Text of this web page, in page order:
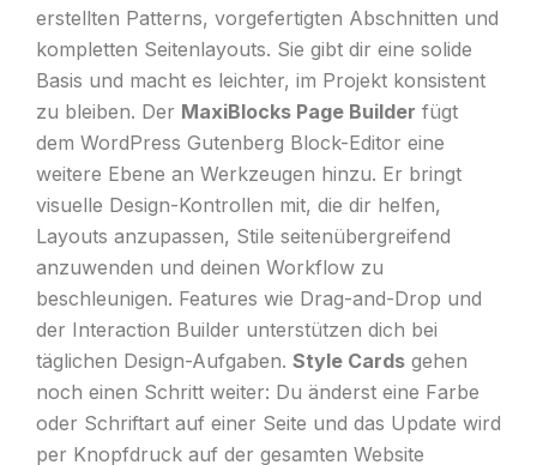
erstellten Patterns, vorgefertigten Abschnitten und
kompletten Seitenlayouts. Sie gibt dir eine solide
Basis und macht es leichter, im Projekt konsistent
zu bleiben. Der MaxiBlocks Page Builder fügt
dem WordPress Gutenberg Block-Editor eine
weitere Ebene an Werkzeugen hinzu. Er bringt
visuelle Design-Kontrollen mit, die dir helfen,
Layouts anzupassen, Stile seitenübergreifend
anzuwenden und deinen Workflow zu
beschleunigen. Features wie Drag-and-Drop und
der Interaction Builder unterstützen dich bei
täglichen Design-Aufgaben. Style Cardsgehen
noch einen Schritt weiter: Du änderst eine Farbe
oder Schriftart auf einer Seite und das Update wird
per Knopfdruck auf der gesamten Website